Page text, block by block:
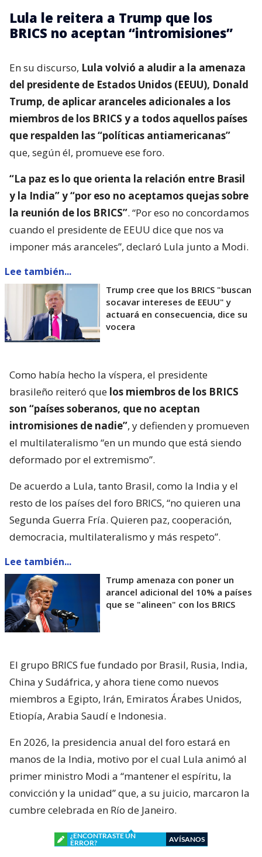
Lula le reitera a Trump que los
BRICS no aceptan “intromisiones”
En su discurso, Lula volvió a aludir a la amenaza
del presidente de Estados Unidos (EEUU), Donald
Trump, de aplicar aranceles adicionales a los
miembros de los BRICS y a todos aquellos países
que respalden las “políticas antiamericanas”
que, según él, promueve ese foro.
“La paz es lo que orienta la relación entre Brasil
y la India” y “por eso no aceptamos quejas sobre
la reunión de los BRICS”. “Por eso no concordamos
cuando el presidente de EEUU dice que nos va
imponer más aranceles”, declaró Lula junto a Modi.
Lee también...
Trump cree que los BRICS "buscan
socavar intereses de EEUU" y
actuará en consecuencia, dice su
vocera
Como había hecho la víspera, el presidente
brasileño reiteró que los miembros de los BRICS
son “países soberanos, que no aceptan
intromisiones de nadie”, y defienden y promueven
el multilateralismo “en un mundo que está siendo
deformado por el extremismo”.
De acuerdo a Lula, tanto Brasil, como la India y el
resto de los países del foro BRICS, “no quieren una
Segunda Guerra Fría. Quieren paz, cooperación,
democracia, multilateralismo y más respeto”.
Lee también...
Trump amenaza con poner un
arancel adicional del 10% a países
que se "alineen" con los BRICS
El grupo BRICS fue fundado por Brasil, Rusia, India,
China y Sudáfrica, y ahora tiene como nuevos
miembros a Egipto, Irán, Emiratos Árabes Unidos,
Etiopía, Arabia Saudí e Indonesia.
En 2026, la presidencia anual del foro estará en
manos de la India, motivo por el cual Lula animó al
primer ministro Modi a “mantener el espíritu, la
convicción y la unidad” que, a su juicio, marcaron la
cumbre celebrada en Río de Janeiro.
¿ENCONTRASTE UN
ERROR?
AVÍSANOS